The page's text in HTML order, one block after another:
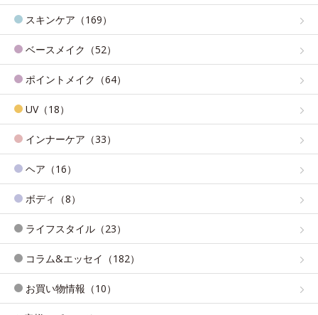
スキンケア（169）
ベースメイク（52）
ポイントメイク（64）
UV（18）
インナーケア（33）
ヘア（16）
ボディ（8）
ライフスタイル（23）
コラム&エッセイ（182）
お買い物情報（10）